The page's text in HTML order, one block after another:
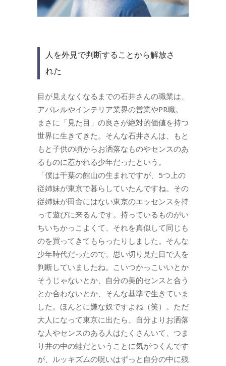
人を外見で判断することから解放さ
れた
目が見えなくなるまでの石井さんの職業は、
アパレルやインテリア業界の営業やPR職。
まさに「見た目」の良さが絶対的価値を持つ
世界に生きてきた。そんな石井さんは、もと
もと子供の頃からお洒落なものやセンスのあ
るものに惹かれる少年だったという。
「僕は千葉の館山の生まれですが、5つ上の
従姉妹が東京で暮らしていたんですね。その
従姉妹が田舎にはない東京のエッセンスを持
って遊びに来るんです。持っているものがい
ちいちかっこよくて、それを真似して同じも
のを買ってきてもらったりしました。そんな
少年時代だったので、思い切り見た目で人を
判断していましたね。こいつかっこいいとか
そうじゃないとか、自分の美的センスと合う
とか合わないとか、そんな基準で生きていま
した。ほんとに嫌な奴ですよね（笑）。ただ
大人になって東京に出たら、自分よりお洒落
な人やセンスのある人はたくさんいて、つま
り井の中の蛙だということに気がつくんです
が、ルッキズムの呪いはずっと自分の中に残